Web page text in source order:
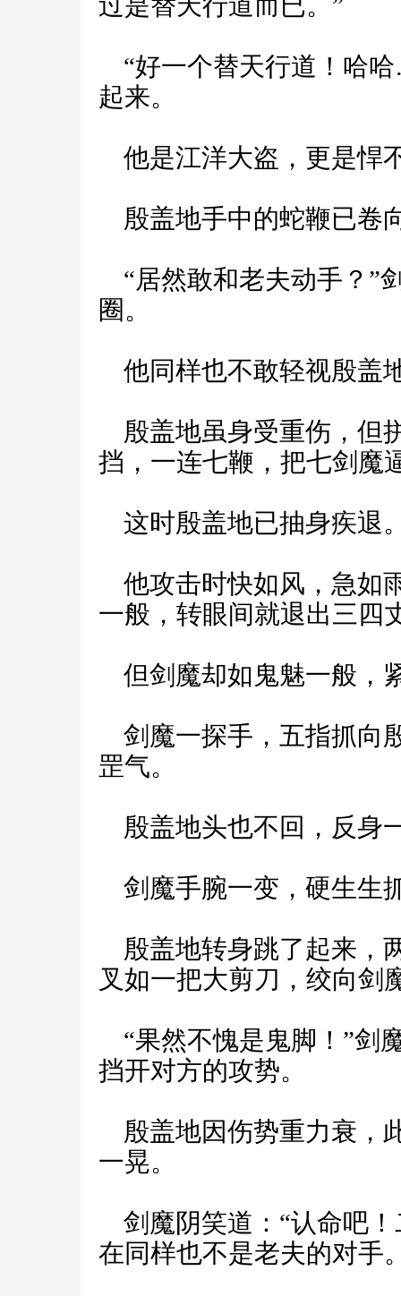
“好一个替天行道！哈
起来。
他是江洋大盗，更是悍
殷盖地手中的蛇鞭已卷
“居然敢和老夫动手？”
圈。
他同样也不敢轻视殷盖
殷盖地虽身受重伤，但
挡，一连七鞭，把七剑魔
这时殷盖地已抽身疾退
他攻击时快如风，急如
一般，转眼间就退出三四
但剑魔却如鬼魅一般，
剑魔一探手，五指抓向
罡气。
殷盖地头也不回，反身
剑魔手腕一变，硬生生
殷盖地转身跳了起来，
叉如一把大剪刀，绞向剑
“果然不愧是鬼脚！”剑
挡开对方的攻势。
殷盖地因伤势重力衰，
一晃。
剑魔阴笑道：“认命吧
在同样也不是老夫的对手